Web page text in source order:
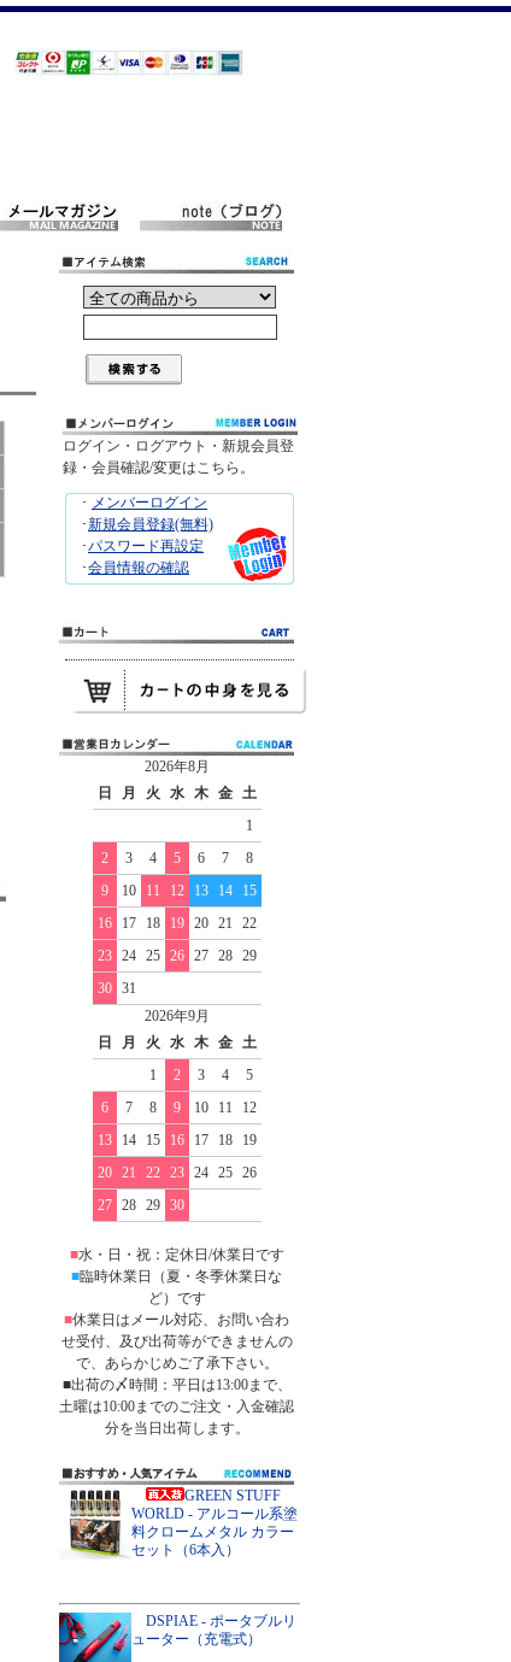
ログイン・ログアウト・新規会員登
録・会員確認/変更はこちら。
･ メンバーログイン
･新規会員登録(無料)
･パスワード再設定
･会員情報の確認
2026年8月
日
月 火 水 木 金
土
1
2
3 4 5 6 7
8
9
10 11 12 13 14
15
16
17 18 19 20 21
22
23
24 25 26 27 28
29
30
31
2026年9月
日
月 火 水 木 金
土
1
2 3 4
5
6
7 8 9 10 11
12
13
14 15 16 17 18
19
20
21 22 23 24 25
26
27
28 29 30
■水・日・祝：定休日/休業日です
■臨時休業日（夏・冬季休業日な
ど）です
■休業日はメール対応、お問い合わ
せ受付、及び出荷等ができませんの
で、あらかじめご了承下さい。
■出荷の〆時間：平日は13:00まで、
土曜は10:00までのご注文・入金確認
分を当日出荷します。
GREEN STUFF
WORLD - アルコール系塗
料クロームメタル カラー
セット（6本入）
DSPIAE - ポータブルリ
ューター（充電式）